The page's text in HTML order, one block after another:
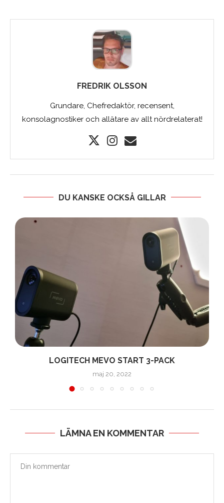
FREDRIK OLSSON
Grundare, Chefredaktör, recensent,
konsolagnostiker och allätare av allt nördrelaterat!
DU KANSKE OCKSÅ GILLAR
LOGITECH MEVO START 3-PACK
maj 20, 2022
LÄMNA EN KOMMENTAR